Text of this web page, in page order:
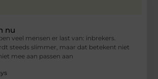
nu
veel mensen er last van: inbrekers.
steeds slimmer, maar dat betekent niet
mee aan passen aan